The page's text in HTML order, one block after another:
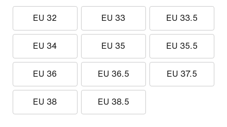
EU 32 EU 33 EU 33.5
EU 34 EU 35 EU 35.5
EU 36 EU 36.5 EU 37.5
EU 38 EU 38.5